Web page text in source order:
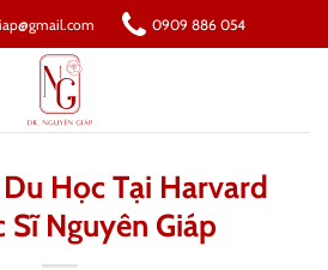
0909 886 054
Học Tại Harvard
Sĩ Nguyên Giáp